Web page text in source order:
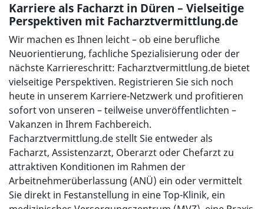
Karriere als Facharzt in Düren – Vielseitige
Perspektiven mit Facharztvermittlung.de
Wir machen es Ihnen leicht – ob eine berufliche
Neuorientierung, fachliche Spezialisierung oder der
nächste Karriereschritt: Facharztvermittlung.de bietet
vielseitige Perspektiven. Registrieren Sie sich noch
heute in unserem Karriere-Netzwerk und profitieren
sofort von unseren – teilweise unveröffentlichten –
Vakanzen in Ihrem Fachbereich.
Facharztvermittlung.de stellt Sie entweder als
Facharzt, Assistenzarzt, Oberarzt oder Chefarzt zu
attraktiven Konditionen im Rahmen der
Arbeitnehmerüberlassung (ANÜ) ein oder vermittelt
Sie direkt in Festanstellung in eine Top-Klinik, ein